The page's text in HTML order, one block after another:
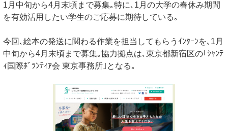
1月中旬から4月末頃まで募集｡特に､1月の大学の春休み期間
を有効活用したい学生のご応募に期待している｡
今回､絵本の発送に関わる作業を担当してもらうｲﾝﾀｰﾝを､1月
中旬から4月末頃まで募集｡協力拠点は､東京都新宿区の｢ｼｬﾝﾃ
ｨ国際ﾎﾞﾗﾝﾃｨｱ会 東京事務所｣となる｡